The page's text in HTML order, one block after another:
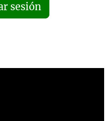
sesión